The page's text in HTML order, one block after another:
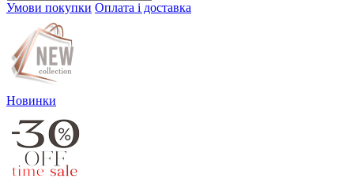
Умови покупки Оплата і доставка
Новинки